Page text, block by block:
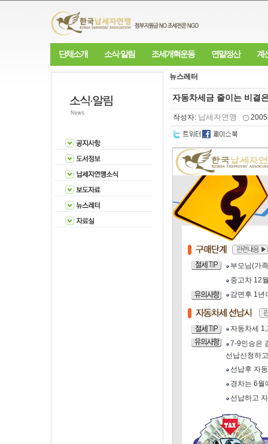
단체소개 소식·알림 조세개혁운동 연말정산 계
뉴스레터
자동차세금 줄이는 비결
작성자: 납세자연맹
부모님(가
중고차 12
감면후 1년
자동차세
7-9인승은
선납신청하
선납후 자
경차는 6월
선납하고